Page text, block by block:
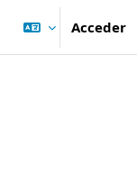
Acceder